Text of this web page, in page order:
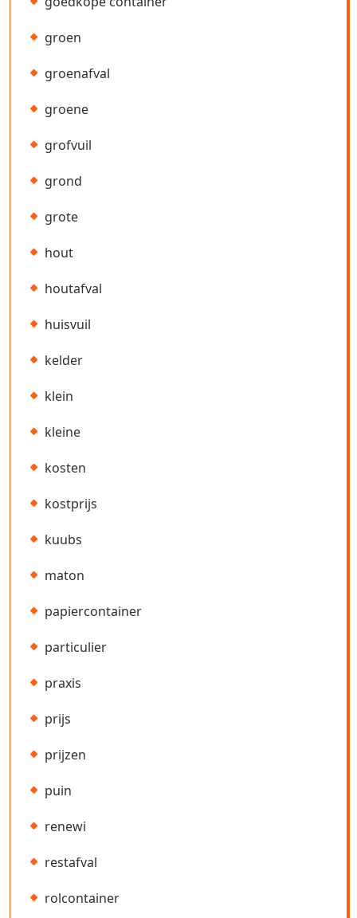
groen
groenafval
groene
grofvuil
grond
grote
hout
houtafval
huisvuil
kelder
klein
kleine
kosten
kostprijs
kuubs
maton
papiercontainer
particulier
praxis
prijs
prijzen
puin
renewi
restafval
rolcontainer